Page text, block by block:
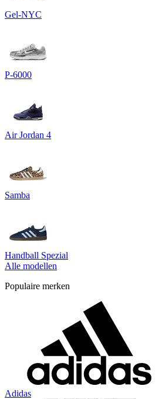
Gel-NYC
P-6000
Air Jordan 4
Samba
Handball Spezial
Alle modellen
Populaire merken
Adidas